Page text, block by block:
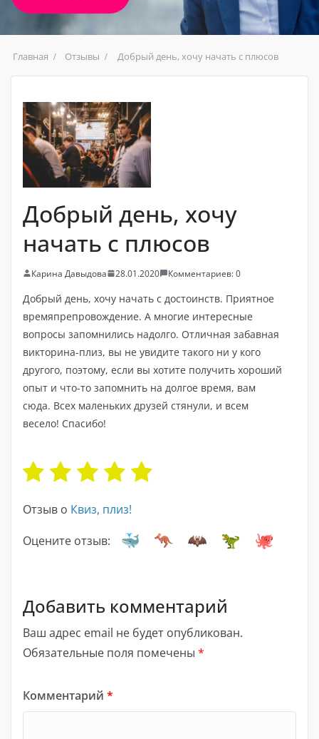
Главная Отзывы Добрый день, хочу начать с плюсов
Добрый день, хочу
начать с плюсов
Карина Давыдова 28.01.2020 Комментариев: 0
Добрый день, хочу начать с достоинств. Приятное
времяпрепровождение. А многие интересные
вопросы запомнились надолго. Отличная забавная
викторина-плиз, вы не увидите такого ни у кого
другого, поэтому, если вы хотите получить хороший
опыт и что-то запомнить на долгое время, вам
сюда. Всех маленьких друзей стянули, и всем
весело! Спасибо!
Отзыв о Квиз, плиз!
Оцените отзыв:
Добавить комментарий
Ваш адрес email не будет опубликован.
Обязательные поля помечены *
Комментарий *